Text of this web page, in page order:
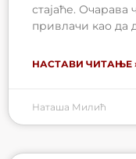
стајаће.
привлачи као да
НАСТАВИ ЧИТАЊЕ
Наташа Милић